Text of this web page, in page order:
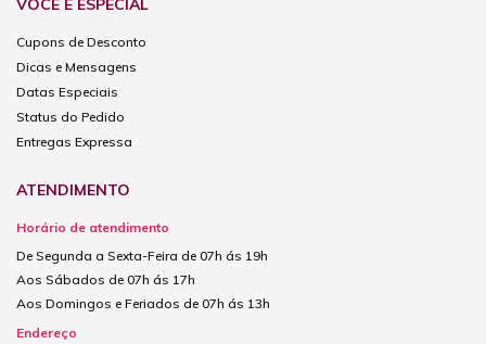
VOCÊ É ESPECIAL
Cupons de Desconto
Dicas e Mensagens
Datas Especiais
Status do Pedido
Entregas Expressa
ATENDIMENTO
Horário de atendimento
De Segunda a Sexta-Feira de 07h ás 19h
Aos Sábados de 07h ás 17h
Aos Domingos e Feriados de 07h ás 13h
Endereço